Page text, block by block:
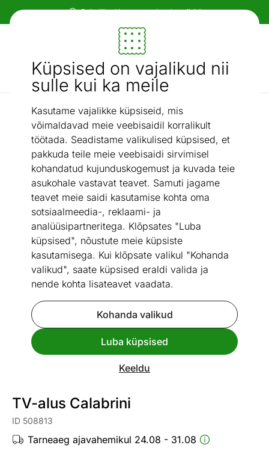
Küpsised on vajalikud nii
sulle kui ka meile
Kasutame vajalikke küpsiseid, mis
võimaldavad meie veebisaidil korralikult
töötada. Seadistame valikulised küpsised, et
pakkuda teile meie veebisaidi sirvimisel
kohandatud kujunduskogemust ja kuvada teie
asukohale vastavat teavet. Samuti jagame
teavet meie saidi kasutamise kohta oma
sotsiaalmeedia-, reklaami- ja
analüüsipartneritega. Klõpsates "Luba
küpsised", nõustute meie küpsiste
kasutamisega. Kui klõpsate valikul "Kohanda
valikud", saate küpsised eraldi valida ja
nende kohta lisateavet vaadata.
Kohanda valikud
Luba küpsised
Keeldu
Paindlikud ja mugavad makseviisid!
Mööbel ja sisustus - ON24
Otsi...
AI otsing
Põrandale / TV-alus Calabrini
Vaata sarnaseid
TV-alus Calabrini
ID 508813
Tarneaeg ajavahemikul 24.08 - 31.08